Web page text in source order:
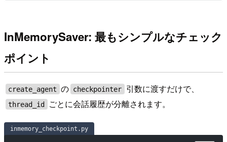
InMemorySaver: 最もシンプルなチェック
ポイント
create_agent の checkpointer 引数に渡すだけで、
thread_id ごとに会話履歴が分離されます。
inmemory_checkpoint.py